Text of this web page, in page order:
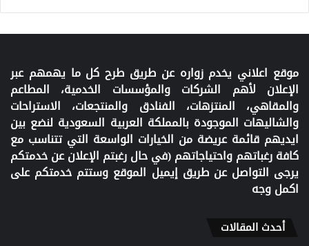
موقع اعلاني يخدم زواره عن طريق طرح كل ما يهمهم عبر
الإعلان لأهم الشركات والمؤسسات الخدمية، المطاعم
والمقاهي، المنتزهات، الفنادق والمنتجعات، الاستراحات
والشاليهات الموجودة بالمملكة العربية السعودية لنضع بين
ايديهم قائمة عريضة من الخيارات الواسعة التي تتناسب مع
كافة رغباتهم واحتياجاتهم (في حال رغبتم الإعلان عن خدمتكم
يرجى التواصل عن طريق إيميل الموقع وستتم خدمتكم على
اكمل وجه
أحدث المقالات